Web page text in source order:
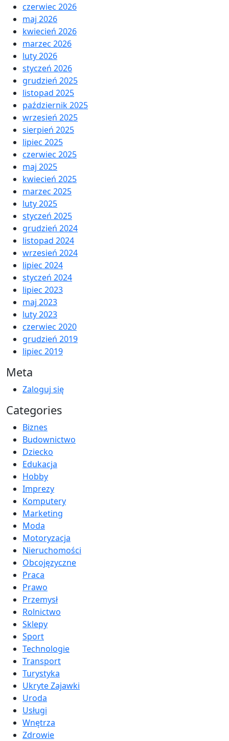
czerwiec 2026
maj 2026
kwiecień 2026
marzec 2026
luty 2026
styczeń 2026
grudzień 2025
listopad 2025
październik 2025
wrzesień 2025
sierpień 2025
lipiec 2025
czerwiec 2025
maj 2025
kwiecień 2025
marzec 2025
luty 2025
styczeń 2025
grudzień 2024
listopad 2024
wrzesień 2024
lipiec 2024
styczeń 2024
lipiec 2023
maj 2023
luty 2023
czerwiec 2020
grudzień 2019
lipiec 2019
Meta
Zaloguj się
Categories
Biznes
Budownictwo
Dziecko
Edukacja
Hobby
Imprezy
Komputery
Marketing
Moda
Motoryzacja
Nieruchomości
Obcojęzyczne
Praca
Prawo
Przemysł
Rolnictwo
Sklepy
Sport
Technologie
Transport
Turystyka
Ukryte Zajawki
Uroda
Usługi
Wnętrza
Zdrowie